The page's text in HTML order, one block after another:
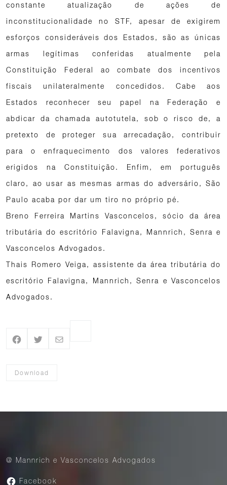
constante atualização de ações de
inconstitucionalidade no STF, apesar de exigirem
esforços consideráveis dos Estados, são as únicas
armas legítimas conferidas atualmente pela
Constituição Federal ao combate dos incentivos
fiscais unilateralmente concedidos. Cabe aos
Estados reconhecer seu papel na Federação e
abdicar da chamada autotutela, sob o risco de, a
pretexto de proteger sua arrecadação, contribuir
para o enfraquecimento dos valores federativos
erigidos na Constituição. Enfim, em português
claro, ao usar as mesmas armas do adversário, São
Paulo acaba por dar um tiro no próprio pé.
Breno Ferreira Martins Vasconcelos, sócio da área
tributária do escritório Falavigna, Mannrich, Senra e
Vasconcelos Advogados.
Thais Romero Veiga, assistente da área tributária do
escritório Falavigna, Mannrich, Senra e Vasconcelos
Advogados.
Download
@ Mannrich e Vasconcelos Advogados
Facebook